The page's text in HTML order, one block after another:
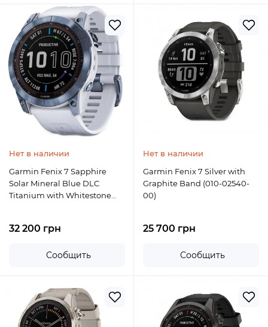
Нет в наличии
Garmin Fenix 7 Sapphire
Solar Mineral Blue DLC
Titanium with Whitestone
32 200 грн
Сообщить
Нет в наличии
Garmin Fenix 7 Silver with
Graphite Band (010-02540-
00)
25 700 грн
Сообщить